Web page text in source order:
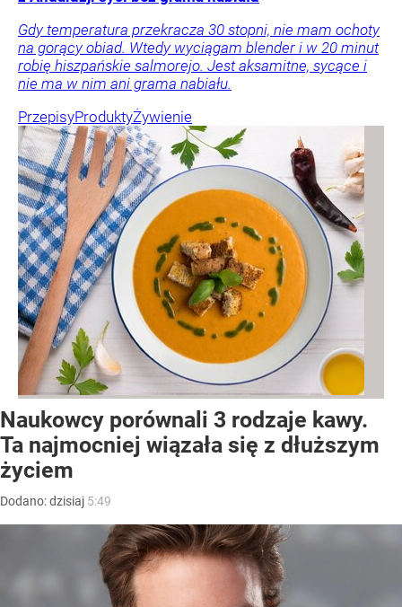
Gdy temperatura przekracza 30 stopni, nie mam ochoty
na gorący obiad. Wtedy wyciągam blender i w 20 minut
robię hiszpańskie salmorejo. Jest aksamitne, sycące i
nie ma w nim ani grama nabiału.
PrzepisyProduktyŻywienie
Naukowcy porównali 3 rodzaje kawy.
Ta najmocniej wiązała się z dłuższym
życiem
Dodano:dzisiaj 5:49